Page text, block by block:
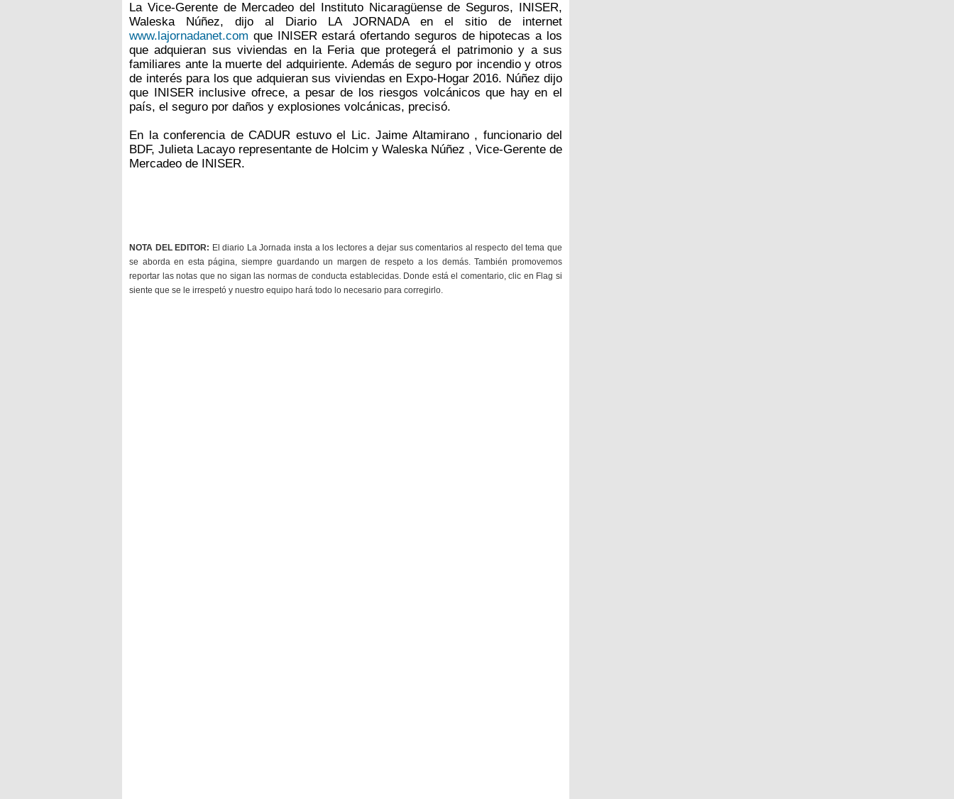
La Vice-Gerente de Mercadeo del Instituto Nicaragüense de Seguros, INISER,
Waleska Núñez, dijo al Diario LA JORNADA en el sitio de internet
www.lajornadanet.com que INISER estará ofertando seguros de hipotecas a los
que adquieran sus viviendas en la Feria que protegerá el patrimonio y a sus
familiares ante la muerte del adquiriente. Además de seguro por incendio y otros
de interés para los que adquieran sus viviendas en Expo-Hogar 2016. Núñez dijo
que INISER inclusive ofrece, a pesar de los riesgos volcánicos que hay en el
país, el seguro por daños y explosiones volcánicas, precisó.
En la conferencia de CADUR estuvo el Lic. Jaime Altamirano , funcionario del
BDF, Julieta Lacayo representante de Holcim y Waleska Núñez , Vice-Gerente de
Mercadeo de INISER.
NOTA DEL EDITOR: El diario La Jornada insta a los lectores a dejar sus comentarios al respecto del tema que
se aborda en esta página, siempre guardando un margen de respeto a los demás. También promovemos
reportar las notas que no sigan las normas de conducta establecidas. Donde está el comentario, clic en Flag si
siente que se le irrespetó y nuestro equipo hará todo lo necesario para corregirlo.